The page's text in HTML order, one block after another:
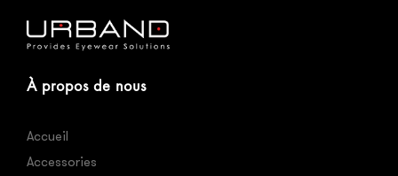
À propos de nous
Accueil
Accessories